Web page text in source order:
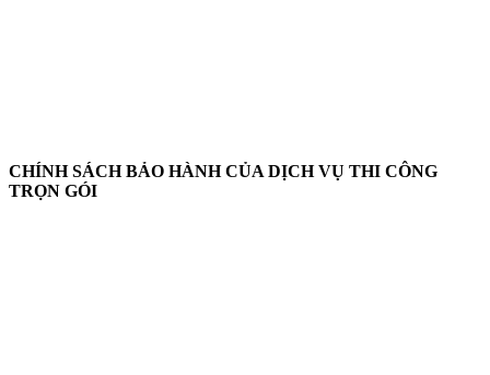
CHÍNH SÁCH BẢO HÀNH CỦA DỊCH VỤ THI CÔNG
TRỌN GÓI